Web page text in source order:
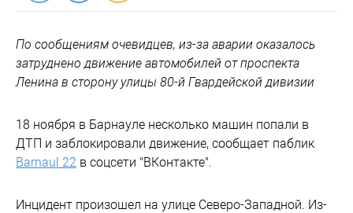
По сообщениям очевидцев, из-за аварии оказалось
затруднено движение автомобилей от проспекта
Ленина в сторону улицы 80-й Гвардейской дивизии
18 ноября в Барнауле несколько машин попали в
ДТП и заблокировали движение, сообщает паблик
Barnaul 22 в соцсети "ВКонтакте".
Инцидент произошел на улице Северо-Западной. Из-